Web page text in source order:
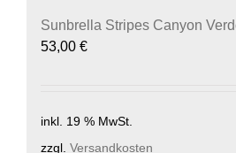
Sunbrella Stripes Canyon
53,00 €
inkl. 19 % MwSt.
zzgl. Versandkosten